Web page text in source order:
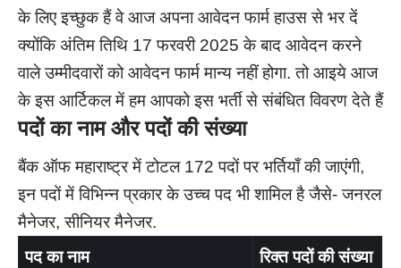
के लिए इच्छुक हैं वे आज अपना आवेदन फार्म हाउस से भर दें
क्योंकि अंतिम तिथि 17 फरवरी 2025 के बाद आवेदन करने
वाले उम्मीदवारों को आवेदन फार्म मान्य नहीं होगा. तो आइये आज
के इस आर्टिकल में हम आपको इस भर्ती से संबंधित विवरण देते हैं
पदों का नाम और पदों की संख्या
बैंक ऑफ महाराष्ट्र में टोटल 172 पदों पर भर्तियाँ की जाएंगी,
इन पदों में विभिन्न प्रकार के उच्च पद भी शामिल है जैसे- जनरल
मैनेजर, सीनियर मैनेजर.
पद का नाम
रिक्त पदों की संख्या